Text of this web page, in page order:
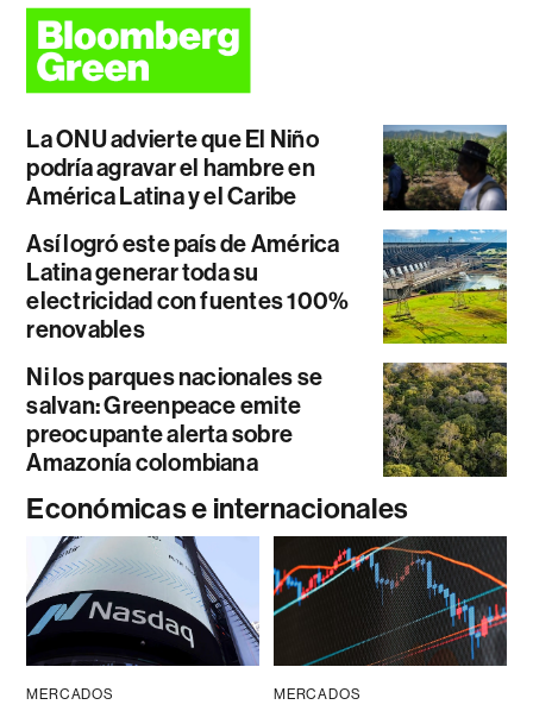
La ONU advierte que El Niño
podría agravar el hambre en
América Latina y el Caribe
Así logró este país de América
Latina generar toda su
electricidad con fuentes 100%
renovables
Ni los parques nacionales se
salvan: Greenpeace emite
preocupante alerta sobre
Amazonía colombiana
Económicas e internacionales
MERCADOS MERCADOS